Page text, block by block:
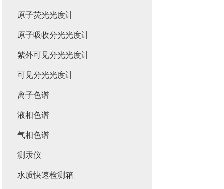
原子荧光光度计
原子吸收分光光度计
紫外可见分光光度计
可见分光光度计
离子色谱
液相色谱
气相色谱
测汞仪
水质快速检测箱